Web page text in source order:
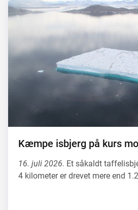
Kæmpe isbjerg på kurs
16. juli 2026. Et såkaldt
4 kilometer er drevet mere end